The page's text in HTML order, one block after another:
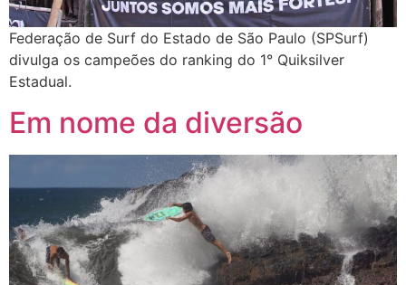
Federação de Surf do Estado de São Paulo (SPSurf)
divulga os campeões do ranking do 1° Quiksilver
Estadual.
Em nome da diversão